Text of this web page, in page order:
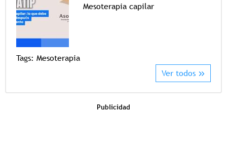
Mesoterapia capilar
Tags: Mesoterapia
Ver todos
Publicidad